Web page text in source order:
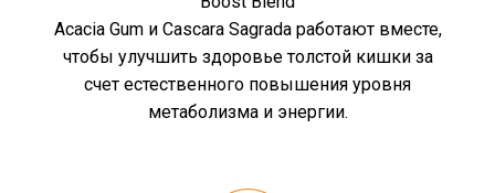
Acacia Gum и Cascara Sagrada работают вместе,
чтобы улучшить здоровье толстой кишки за
счет естественного повышения уровня
метаболизма и энергии.